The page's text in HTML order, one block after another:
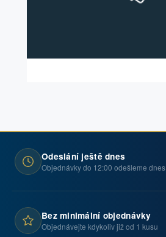
Odeslání ještě dnes
Objednávky do 12:00 odešleme dnes
Bez minimální objednávky
Objednávejte kdykoliv již od 1 kusu